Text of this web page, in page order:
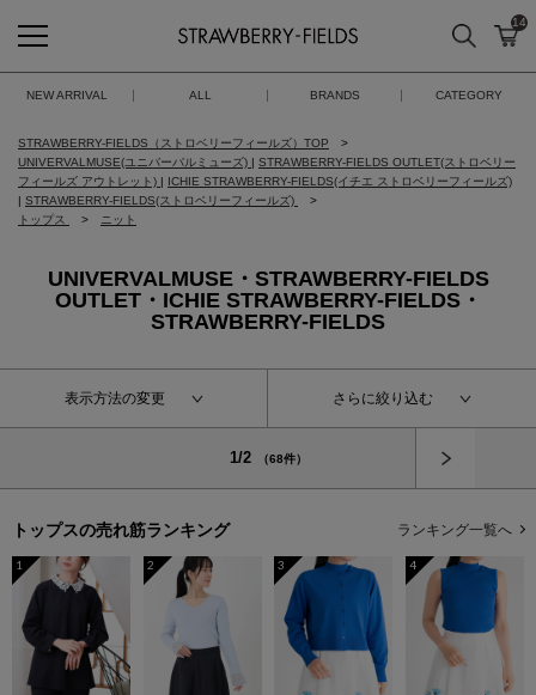
STRAWBERRY-FIELDS
検索 カ
14
NEW ARRIVAL ALL BRANDS CATEGORY
STRAWBERRY-FIELDS（ストロベリーフィールズ）TOP
UNIVERVALMUSE(ユニバーバルミューズ) | STRAWBERRY-FIELDS OUTLET(ストロベリー
フィールズ アウトレット) | ICHIE STRAWBERRY-FIELDS(イチエ ストロベリーフィールズ)
| STRAWBERRY-FIELDS(ストロベリーフィールズ)
トップス
ニット
UNIVERVALMUSE・STRAWBERRY-FIELDS
OUTLET・ICHIE STRAWBERRY-FIELDS・
STRAWBERRY-FIELDS
表示方法の変更 さらに絞り込む
1/2 （68件）
トップスの売れ筋ランキング ランキング一覧へ
1 2 3 4